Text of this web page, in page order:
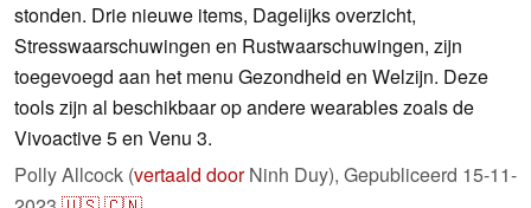
stonden. Drie nieuwe items, Dagelijks overzicht,
Stresswaarschuwingen en Rustwaarschuwingen, zijn
toegevoegd aan het menu Gezondheid en Welzijn. Deze
tools zijn al beschikbaar op andere wearables zoals de
Vivoactive 5 en Venu 3.
Polly Allcock (vertaald doorNinh Duy), Gepubliceerd 15-11-